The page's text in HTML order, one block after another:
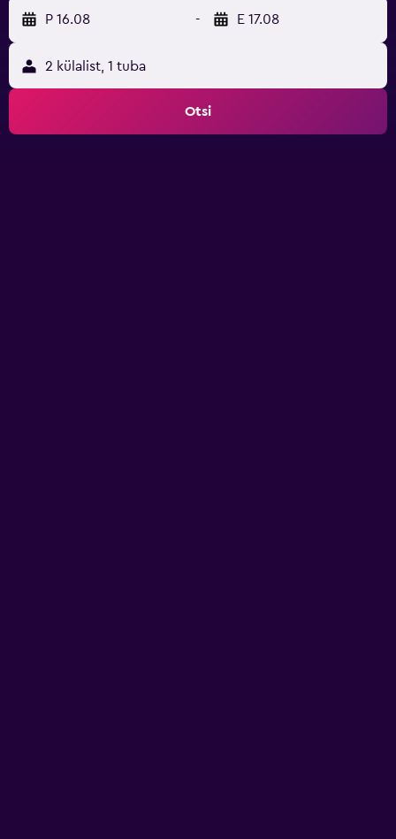
P 16.08 - E 17.08
2 külalist, 1 tuba
Otsi